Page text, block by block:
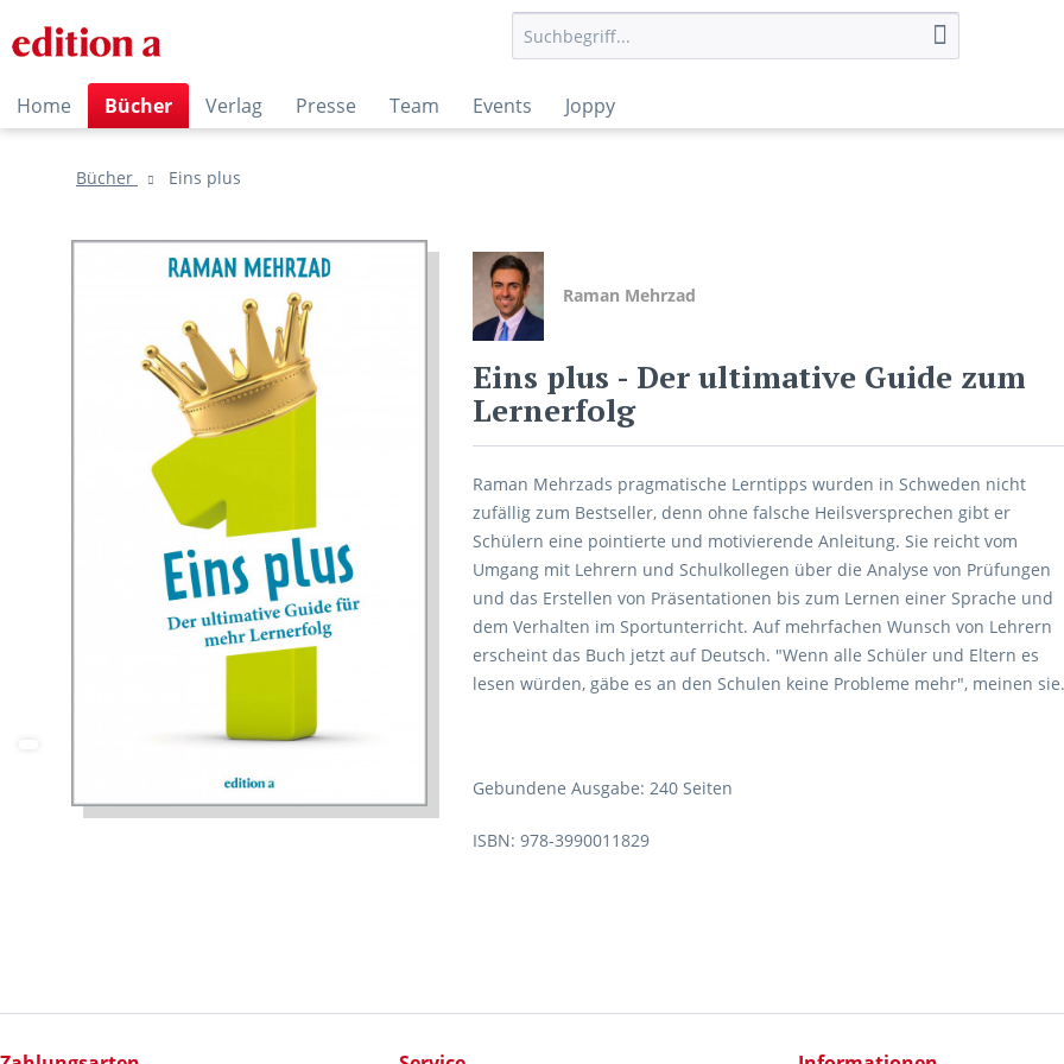
Home Bücher Verlag Presse Team Events Joppy
Bücher Eins plus
Raman Mehrzad
Eins plus - Der ultimative Guide zum
Lernerfolg
Raman Mehrzads pragmatische Lerntipps wurden in Schweden nicht
zufällig zum Bestseller, denn ohne falsche Heilsversprechen gibt er
Schülern eine pointierte und motivierende Anleitung. Sie reicht vom
Umgang mit Lehrern und Schulkollegen über die Analyse von Prüfungen
und das Erstellen von Präsentationen bis zum Lernen einer Sprache und
dem Verhalten im Sportunterricht. Auf mehrfachen Wunsch von Lehrern
erscheint das Buch jetzt auf Deutsch. "Wenn alle Schüler und Eltern es
lesen würden, gäbe es an den Schulen keine Probleme mehr", meinen sie.
Gebundene Ausgabe: 240 Seiten
ISBN: 978-3990011829